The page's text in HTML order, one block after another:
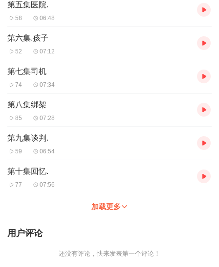
第五集医院.
58 06:48
第六集.孩子
52 07:12
第七集司机
74 07:34
第八集绑架
85 07:28
第九集谈判.
59 06:54
第十集回忆.
77 07:56
加载更多
用户评论
还没有评论，快来发表第一个评论！